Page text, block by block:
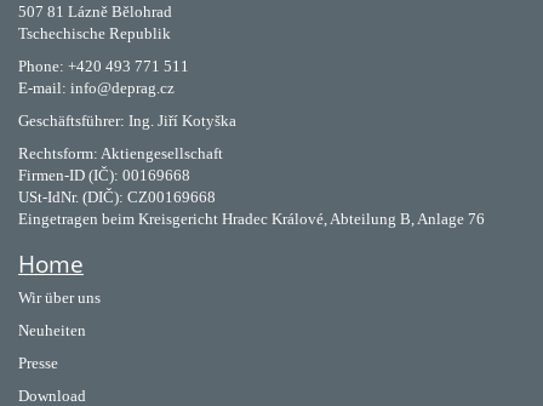
507 81 Lázně Bělohrad
Tschechische Republik
Phone: +420 493 771 511
E-mail: info@deprag.cz
Geschäftsführer: Ing. Jiří Kotyška
Rechtsform: Aktiengesellschaft
Firmen-ID (IČ): 00169668
USt-IdNr. (DIČ): CZ00169668
Eingetragen beim Kreisgericht Hradec Králové, Abteilung B, Anlage 76
Home
Wir über uns
Neuheiten
Presse
Download